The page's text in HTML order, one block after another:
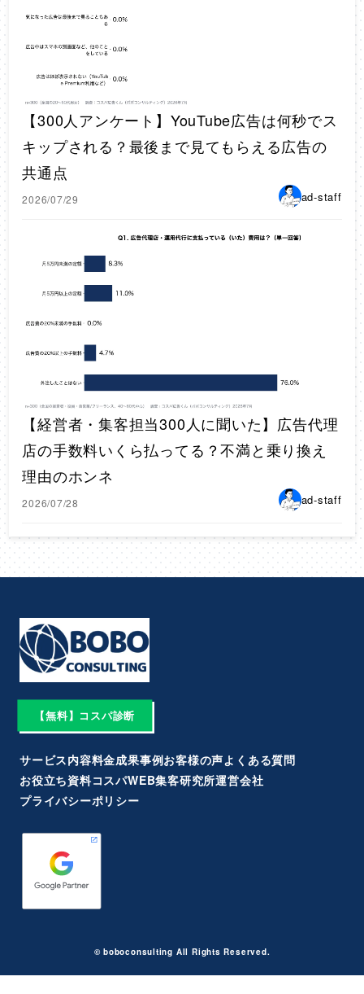
【300人アンケート】YouTube広告は何秒でス
キップされる？最後まで見てもらえる広告の
共通点
2026/07/29 ad-staff
【経営者・集客担当300人に聞いた】広告代理
店の手数料いくら払ってる？不満と乗り換え
理由のホンネ
2026/07/28 ad-staff
【無料】コスパ診断
サービス内容料金成果事例お客様の声よくある質問
お役立ち資料コスパWEB集客研究所運営会社
プライバシーポリシー
©︎ boboconsulting All Rights Reserved.︎